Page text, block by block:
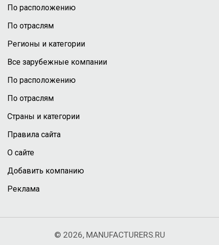
По расположению
По отраслям
Регионы и категории
Все зарубежные компании
По расположению
По отраслям
Страны и категории
Правила сайта
О сайте
Добавить компанию
Реклама
© 2026, MANUFACTURERS.RU